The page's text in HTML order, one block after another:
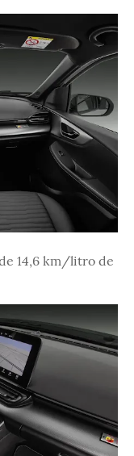
14,6 km/litro de